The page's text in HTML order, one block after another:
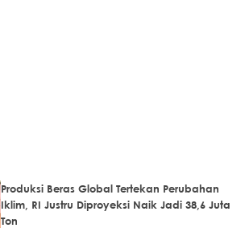
Produksi Beras Global Tertekan Perubahan
Iklim, RI Justru Diproyeksi Naik Jadi 38,6 Juta
Ton